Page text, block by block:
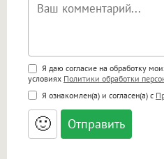
Поддержка HTML
<b>, <strong>, <u>, <i>,
<small>, <sup>, <sub>,
<blockquote>, <code>
адреса URL
ссылками, и
Я даю согласие на обработку
условиях Политики обработки
Я ознакомлен(а) и согласен(а) с
🙂